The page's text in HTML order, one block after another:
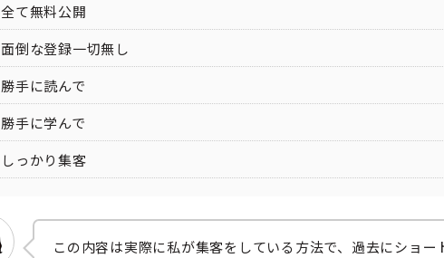
全て無料公開
面倒な登録一切無し
勝手に読んで
勝手に学んで
しっかり集客
この内容は実際に私が集客をしている方法で、過去にショ